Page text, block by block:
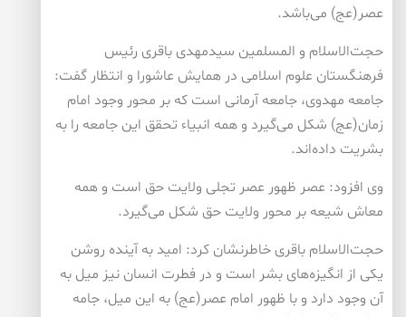
عصر(عج) می‌باشد.
حجت‌الاسلام و المسلمین سیدمهدی باقری رئیس
فرهنگستان علوم اسلامی در همایش عاشورا و انتظار گفت:
جامعه مهدوی، جامعه آرمانی است كه بر محور وجود امام
زمان(عج) شكل می‌گیرد و همه انبیاء تحقق این جامعه را به
بشریت داده‌اند.
وی افزود: عصر ظهور عصر تجلی ولایت حق است و همه
معاش شیعه بر محور ولایت حق شكل می‌گیرد.
حجت‌الاسلام باقری خاطرنشان كرد: امید به آینده روشن
یكی از انگیزه‌های بشر است و در فطرت انسان نیز میل به
آن وجود دارد و با ظهور امام عصر(عج) به این میل، جامه